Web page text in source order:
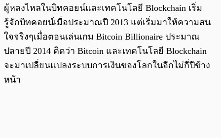
ผู้หลงไหลในบิทคอยน์และเทคโนโลยี Blockchain เริ่ม
รู้จักบิทคอยน์เมื่อประมาณปี 2013 แต่เริ่มมาให้ความสน
ใจจริงๆเมื่อตอนเล่นเกม Bitcoin Billionaire ประมาณ
ปลายปี 2014 คิดว่า Bitcoin และเทคโนโลยี Blockchain
จะมาเปลี่ยนแปลงระบบการเงินของโลกในอีกไม่กี่ปีข้าง
หน้า